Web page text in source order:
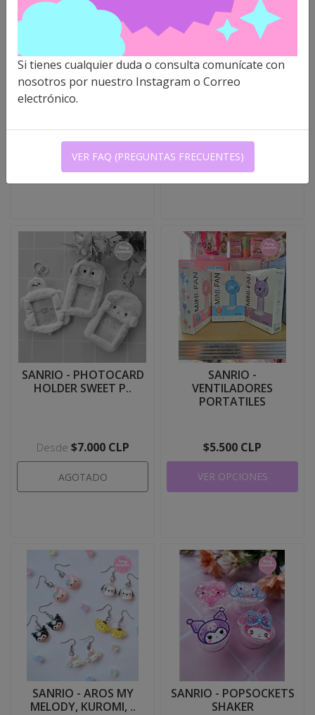
SANRIO - PINS
HOLOGRÁFICOS
$1.200 CLP
VER OPCIONES
SANRIO - TOTEBAG
GRUPAL
$7.000 CLP
NO DISPONIBLE
SANRIO - PHOTOCARD
HOLDER SWEET P..
Desde $7.000 CLP
AGOTADO
SANRIO -
VENTILADORES
PORTATILES
$5.500 CLP
VER OPCIONES
SANRIO - AROS MY
MELODY, KUROMI, ..
SANRIO - POPSOCKETS
SHAKER
Si tienes cualquier duda o consulta comunícate con
nosotros por nuestro Instagram o Correo
electrónico.
VER FAQ (PREGUNTAS FRECUENTES)